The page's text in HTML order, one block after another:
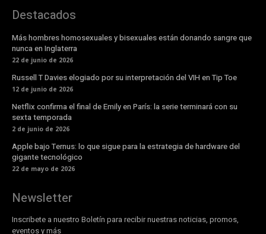
Destacados
Más hombres homosexuales y bisexuales están donando sangre que
nunca en Inglaterra
22 de junio de 2026
Russell T Davies elogiado por su interpretación del VIH en Tip Toe
12 de junio de 2026
Netflix confirma el final de Emily en París: la serie terminará con su
sexta temporada
2 de junio de 2026
Apple bajo Ternus: lo que sigue para la estrategia de hardware del
gigante tecnológico
22 de mayo de 2026
Newsletter
Inscribete a nuestro Boletín para recibir nuestras noticias, promos,
eventos y más